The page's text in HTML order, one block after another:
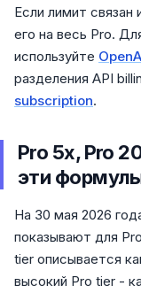
Если лимит
его на весь Pro.
используйте
разделения API
subscription.
Pro 5x, Pro
эти
На 30 мая 2026
показывают для
tier описывается
высокий Pro tier -